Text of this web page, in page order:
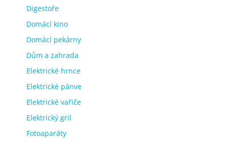
Digestoře
Domácí kino
Domácí pekárny
Dům a zahrada
Elektrické hrnce
Elektrické pánve
Elektrické vařiče
Elektrický gril
Fotoaparáty